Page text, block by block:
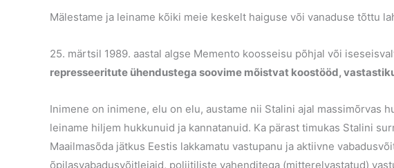
Mälestame ja leiname kõiki meie keskelt haiguse või vanaduse tõttu
25. märtsil 1989. aastal algse Memento koosseisu põhjal või
represseeritute ühendustega soovime mõistvat koostööd,
Inimene on inimene, elu on elu, austame nii Stalini ajal massimõrvas
leiname hiljem hukkunuid ja kannatanuid. Ka pärast timukas Stalini
Maailmasõda jätkus Eestis lakkamatu vastupanu ja aktiivne
õpilasvabadusvõitlejaid, poliitiliste vahenditega (mitterelvastatud)